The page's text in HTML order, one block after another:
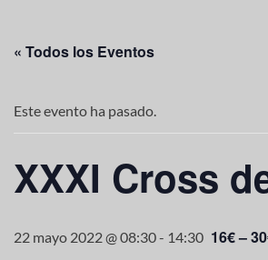
« Todos los Eventos
Este evento ha pasado.
XXXI Cross
22 mayo 2022 @ 08:30- 14:30 16€ –